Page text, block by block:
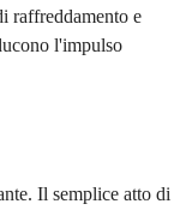
raffreddamento e
l'impulso
Il semplice atto di